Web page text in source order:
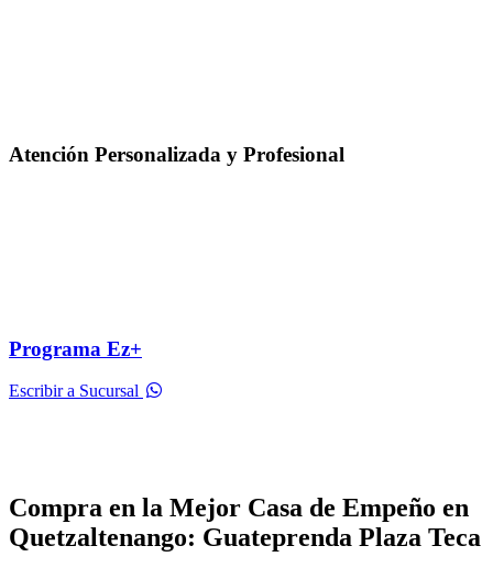
Atención Personalizada y Profesional
Programa Ez+
Escribir a Sucursal
Compra en la Mejor Casa de Empeño en
Quetzaltenango: Guateprenda Plaza Teca